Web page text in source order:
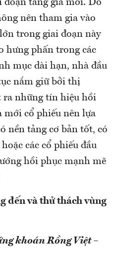
đoạn tăng giá mới. Do
nên tham gia vào
trong giai đoạn này
hưng phấn trong các
mục dài hạn, nhà đầu
nắm giữ bởi thị
ra những tín hiệu hồi
mới cổ phiếu nên lựa
nền tảng cơ bản tốt, có
các cổ phiếu đầu
hồi phục mạnh mẽ
đến và thử thách vùng
khoán Rồng Việt –